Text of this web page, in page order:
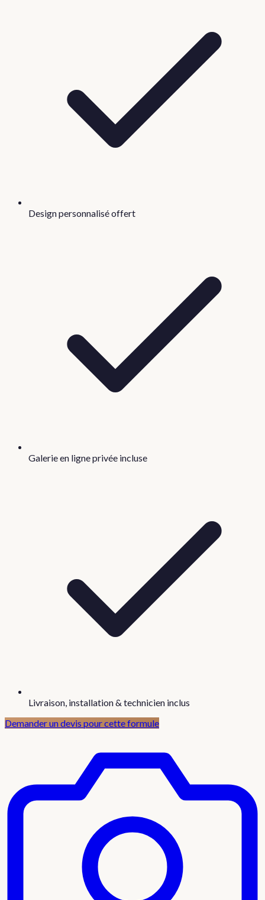
Design personnalisé offert
Galerie en ligne privée incluse
Livraison, installation & technicien inclus
Demander un devis pour cette formule